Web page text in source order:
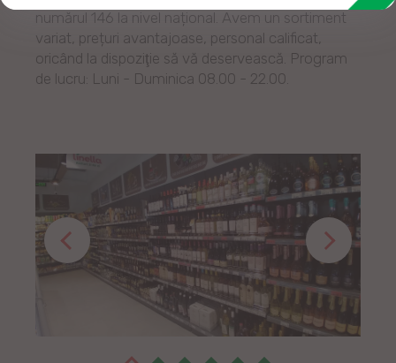
numărul 146 la nivel național. Avem un sortiment
variat, prețuri avantajoase, personal calificat,
oricând la dispoziţie să vă deservească. Program
de lucru: Luni - Duminica 08.00 - 22.00.